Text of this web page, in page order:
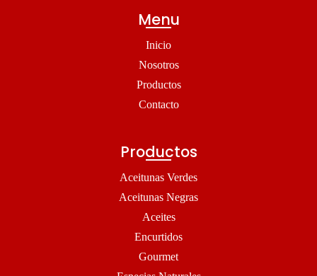
Menu
Inicio
Nosotros
Productos
Contacto
Productos
Aceitunas Verdes
Aceitunas Negras
Aceites
Encurtidos
Gourmet